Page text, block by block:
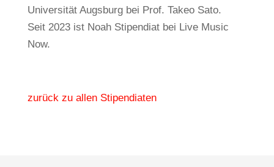
Universität Augsburg bei Prof. Takeo Sato.
Seit 2023 ist Noah Stipendiat bei Live Music
Now.
zurück zu allen Stipendiaten